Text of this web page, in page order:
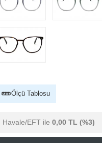
Ölçü Tablosu
Havale/EFT ile 0,00 TL (%3)